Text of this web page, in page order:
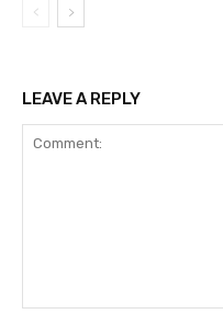
LEAVE A REPLY